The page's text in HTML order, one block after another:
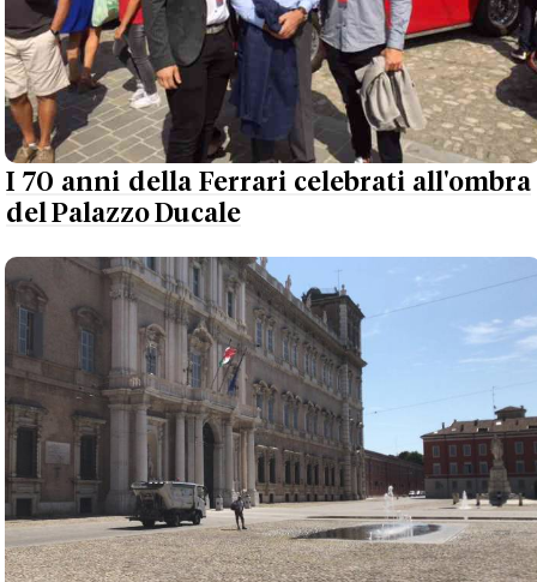
I 70 anni della Ferrari celebrati all'ombra
del Palazzo Ducale